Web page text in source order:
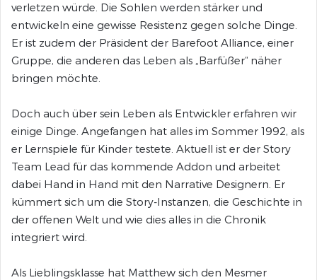
verletzen würde. Die Sohlen werden stärker und
entwickeln eine gewisse Resistenz gegen solche Dinge.
Er ist zudem der Präsident der Barefoot Alliance, einer
Gruppe, die anderen das Leben als „Barfüßer“ näher
bringen möchte.
Doch auch über sein Leben als Entwickler erfahren wir
einige Dinge. Angefangen hat alles im Sommer 1992, als
er Lernspiele für Kinder testete. Aktuell ist er der Story
Team Lead für das kommende Addon und arbeitet
dabei Hand in Hand mit den Narrative Designern. Er
kümmert sich um die Story-Instanzen, die Geschichte in
der offenen Welt und wie dies alles in die Chronik
integriert wird.
Als Lieblingsklasse hat Matthew sich den Mesmer